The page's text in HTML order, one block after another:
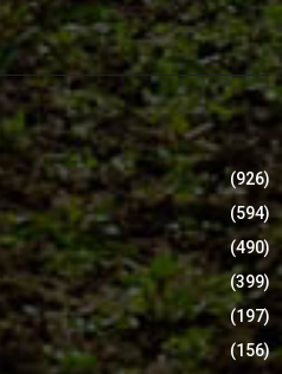
(926)
(594)
(490)
(399)
(197)
(156)